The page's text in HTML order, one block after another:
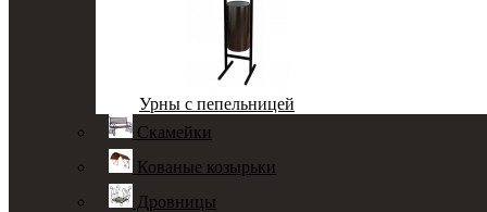
Урны с пепельницей
Скамейки
Кованые козырьки
Дровницы